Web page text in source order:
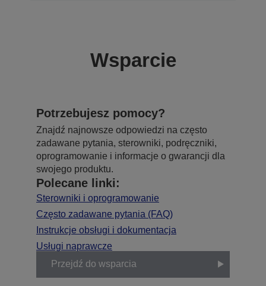
Wsparcie
Potrzebujesz pomocy?
Znajdź najnowsze odpowiedzi na często
zadawane pytania, sterowniki, podręczniki,
oprogramowanie i informacje o gwarancji dla
swojego produktu.
Polecane linki:
Sterowniki i oprogramowanie
Często zadawane pytania (FAQ)
Instrukcje obsługi i dokumentacja
Usługi naprawcze
Przejdź do wsparcia